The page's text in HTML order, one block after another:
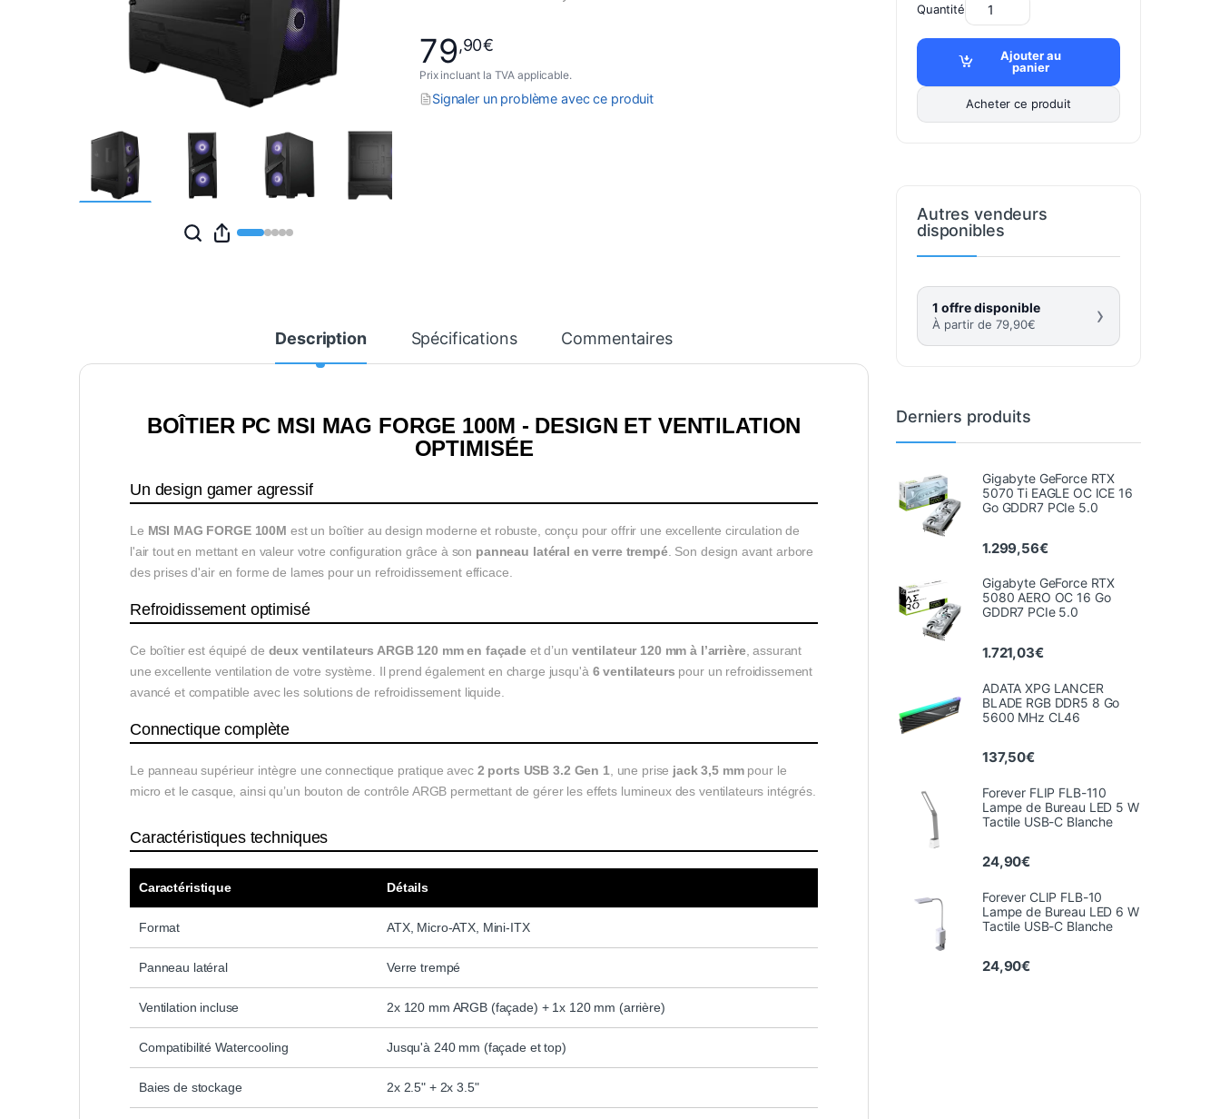
79,90€
Prix incluant la TVA applicable.
Signaler un problème avec ce produit
Description Spécifications Commentaires
BOÎTIER PC MSI MAG FORGE 100M - DESIGN ET VENTILATION
OPTIMISÉE
Un design gamer agressif
Le MSI MAG FORGE 100M est un boîtier au design moderne et robuste, conçu pour offrir une excellente circulation de
l'air tout en mettant en valeur votre configuration grâce à son panneau latéral en verre trempé. Son design avant arbore
des prises d'air en forme de lames pour un refroidissement efficace.
Refroidissement optimisé
Ce boîtier est équipé de deux ventilateurs ARGB 120 mm en façade et d’un ventilateur 120 mm à l’arrière, assurant
une excellente ventilation de votre système. Il prend également en charge jusqu'à 6 ventilateurs pour un refroidissement
avancé et compatible avec les solutions de refroidissement liquide.
Connectique complète
Le panneau supérieur intègre une connectique pratique avec 2 ports USB 3.2 Gen 1, une prise jack 3,5 mmpour le
micro et le casque, ainsi qu’un bouton de contrôle ARGB permettant de gérer les effets lumineux des ventilateurs intégrés.
Caractéristiques techniques
Caractéristique Détails
Format ATX, Micro-ATX, Mini-ITX
Panneau latéral Verre trempé
Ventilation incluse 2x 120 mm ARGB (façade) + 1x 120 mm (arrière)
Compatibilité Watercooling Jusqu'à 240 mm (façade et top)
Baies de stockage 2x 2.5" + 2x 3.5"
Quantité
Ajouter au
panier
Acheter ce produit
Autres vendeurs
disponibles
1 offre disponible
À partir de 79,90€ ›
Derniers produits
Gigabyte GeForce RTX
5070 Ti EAGLE OC ICE 16
Go GDDR7 PCIe 5.0
1.299,56€
Gigabyte GeForce RTX
5080 AERO OC 16 Go
GDDR7 PCIe 5.0
1.721,03€
ADATA XPG LANCER
BLADE RGB DDR5 8 Go
5600 MHz CL46
137,50€
Forever FLIP FLB-110
Lampe de Bureau LED 5 W
Tactile USB-C Blanche
24,90€
Forever CLIP FLB-10
Lampe de Bureau LED 6 W
Tactile USB-C Blanche
24,90€